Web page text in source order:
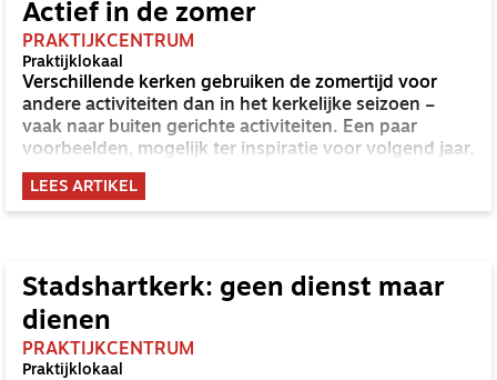
Actief in de zomer
PRAKTIJKCENTRUM
Praktijklokaal
Verschillende kerken gebruiken de zomertijd voor
andere activiteiten dan in het kerkelijke seizoen –
vaak naar buiten gerichte activiteiten. Een paar
voorbeelden, mogelijk ter inspiratie voor volgend jaar.
LEES ARTIKEL
Stadshartkerk: geen dienst maar
dienen
PRAKTIJKCENTRUM
Praktijklokaal